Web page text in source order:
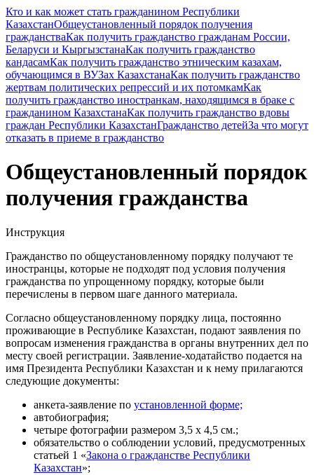
Кто и как может стать гражданином Республики
КазахстанОбщеустановленный порядок получения
гражданстваКак получить гражданство гражданам России,
Беларуси и КыргызстанаКак получить гражданство
кандасамКак получить гражданство этническим казахам,
обучающимся в ВУЗах КазахстанаКак получить гражданство
жертвам политических репрессий и их потомкамКак
получить гражданство иностранкам, находящимся в браке с
гражданином КазахстанаКак получить гражданство вдовы
граждан Республики КазахстанГражданство детейЗа что могут
отказать в приеме в гражданство
Общеустановленный порядок
получения гражданства
Инструкция
Гражданство по общеустановленному порядку получают те
иностранцы, которые не подходят под условия получения
гражданства по упрощенному порядку, которые были
перечислены в первом шаге данного материала.
Согласно общеустановленному порядку лица, постоянно
проживающие в Республике Казахстан, подают заявления по
вопросам изменения гражданства в органы внутренних дел по
месту своей регистрации. Заявление-ходатайство подается на
имя Президента Республики Казахстан и к нему прилагаются
следующие документы:
анкета-заявление по установленной форме;
автобиография;
четыре фотографии размером 3,5 х 4,5 см.;
обязательство о соблюдении условий, предусмотренных
статьей 1 «Закона о гражданстве Республики
Казахстан»;